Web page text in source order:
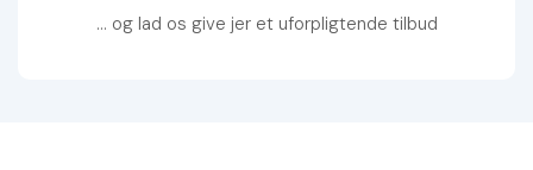
… og lad os give jer et uforpligtende tilbud